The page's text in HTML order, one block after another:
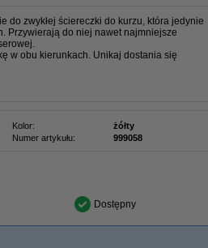
do zwykłej ściereczki do kurzu, która jedynie
Przywierają do niej nawet najmniejsze
w obu kierunkach. Unikaj dostania się
Kolor:
żółty
Numer artykułu: 999058
Dostępny